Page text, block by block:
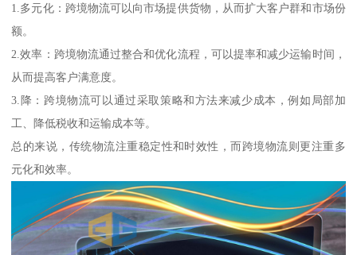
1.多元化：跨境物流可以向市场提供货物，从而扩大客户群和市场份
额。
2.效率：跨境物流通过整合和优化流程，可以提率和减少运输时间，
从而提高客户满意度。
3.降：跨境物流可以通过采取策略和方法来减少成本，例如局部加
工、降低税收和运输成本等。
总的来说，传统物流注重稳定性和时效性，而跨境物流则更注重多
元化和效率。